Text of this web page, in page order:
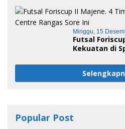
Minggu, 15
Futsal
Kekuatan di
Popular Post